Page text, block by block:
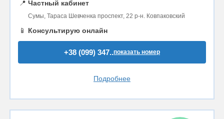
📍 Частный кабинет
Сумы, Тараса Шевченка проспект, 22 р-н. Ковпаковский
📱 Консультирую онлайн
+38 (099) 347..показать номер
Подробнее